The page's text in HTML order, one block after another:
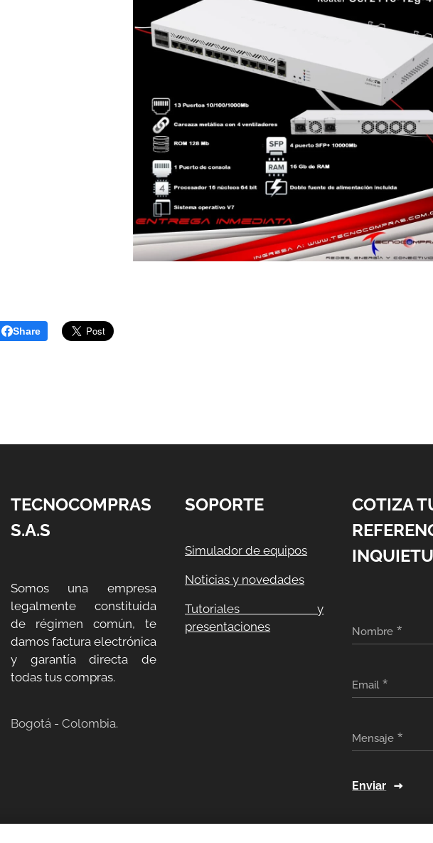
Share
TECNOCOMPRAS
S.A.S
Somos una empresa
legalmente constituida
de régimen común, te
damos factura electrónica
y garantía directa de
todas tus compras.
Bogotá - Colombia.
SOPORTE
Simulador de equipos
Noticias y novedades
Tutoriales y
presentaciones
COTIZA
Nombre
Email
Mensaje
Enviar